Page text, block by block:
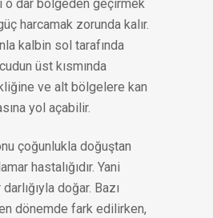
o dar bölgeden geçirmek
harcamak zorunda kalır.
kalbin sol tarafında
üst kısmında
ve alt bölgelere kan
yol açabilir.
çoğunlukla doğuştan
hastalığıdır. Yani
doğar. Bazı
dönemde fark edilirken,